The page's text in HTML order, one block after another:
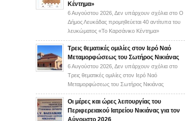
Κέντημα»
6 Αυγούστου 2026, Δεν υπάρχουν σχόλια στο Ο
Δήμος Λευκάδας προμηθεύεται 40 αντίτυπα του
λευκώματος «Το Καρσάνικο Κέντημα»
Τρεις θεματικές ομιλίες στον Ιερό Ναό
Μεταμορφώσεως του Σωτήρος Νικιάνας
6 Αυγούστου 2026, Δεν υπάρχουν σχόλια στο
Τρεις θεματικές ομιλίες στον Ιερό Ναό
Μεταμορφώσεως του Σωτήρος Νικιάνας
Οι μέρες και ώρες λειτουργίας του
Περιφερειακού Ιατρείου Νικιάνας για τον
Αύγουστο 2026